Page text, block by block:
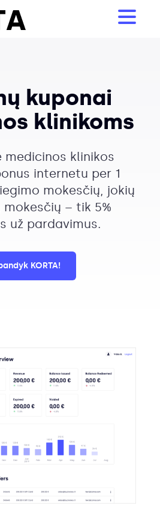
kuponai
klinikoms
medicinos klinikos
internetu per 1
mokesčių, jokių
mokesčių – tik 5%
už pardavimus.
KORTA!